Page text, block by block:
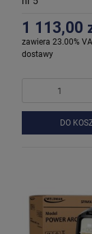
1 113,00
zawiera 23.00%
dostawy
DO